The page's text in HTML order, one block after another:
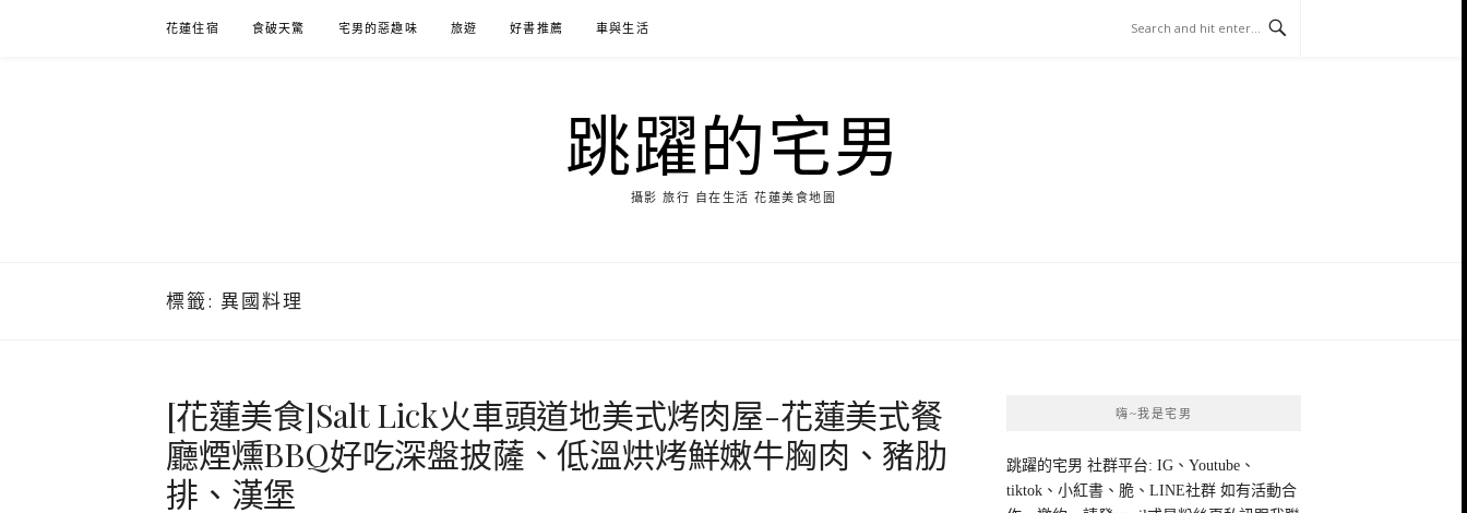
花蓮住宿 食破天驚 宅男的惡趣味 旅遊 好書推薦 車與生活
跳躍的宅男
攝影 旅行 自在生活 花蓮美食地圖
標籤: 異國料理
[花蓮美食]Salt Lick火車頭道地美式烤肉屋-花蓮美式餐
廳煙燻BBQ好吃深盤披薩、低溫烘烤鮮嫩牛胸肉、豬肋
排、漢堡
嗨~我是宅男
跳躍的宅男 社群平台: IG、Youtube、
tiktok、小紅書、脆、LINE社群 如有活動合